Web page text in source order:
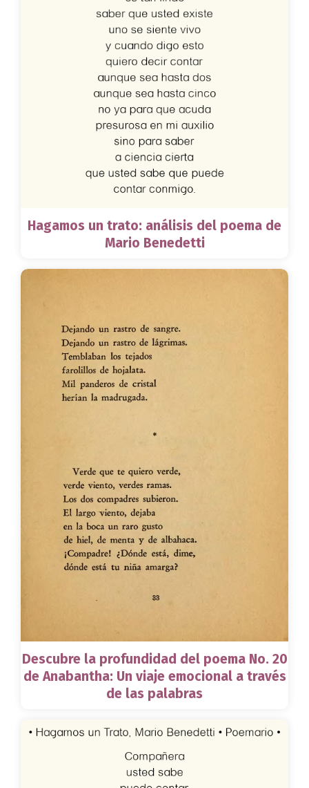
Hagamos un trato: análisis del poema de
Mario Benedetti
Descubre la profundidad del poema No. 20
de Anabantha: Un viaje emocional a través
de las palabras